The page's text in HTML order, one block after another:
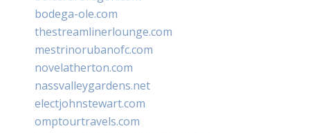
bodega-ole.com
thestreamlinerlounge.com
mestrinorubanofc.com
novelatherton.com
nassvalleygardens.net
electjohnstewart.com
omptourtravels.com